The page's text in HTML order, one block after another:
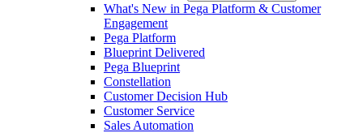
What's New in Pega Platform & Customer
Engagement
Pega Platform
Blueprint Delivered
Pega Blueprint
Constellation
Customer Decision Hub
Customer Service
Sales Automation